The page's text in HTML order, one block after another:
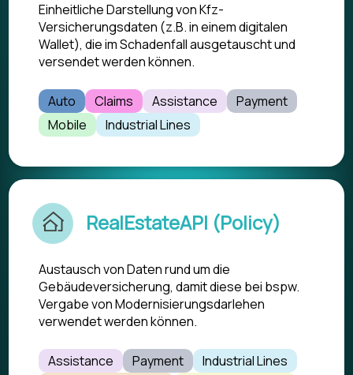
Einheitliche Darstellung von Kfz-
Versicherungsdaten (z.B. in einem digitalen
Wallet), die im Schadenfall ausgetauscht und
versendet werden können.
Auto Claims Assistance
Payment
Mobile
Industrial Lines
RealEstateAPI (Policy)
Austausch von Daten rund um die
Gebäudeversicherung, damit diese bei bspw.
Vergabe von Modernisierungsdarlehen
verwendet werden können.
Assistance Payment
Industrial Lines